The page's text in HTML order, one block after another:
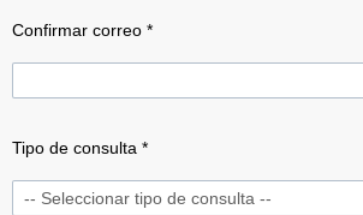
Confirmar correo *
Tipo de consulta *